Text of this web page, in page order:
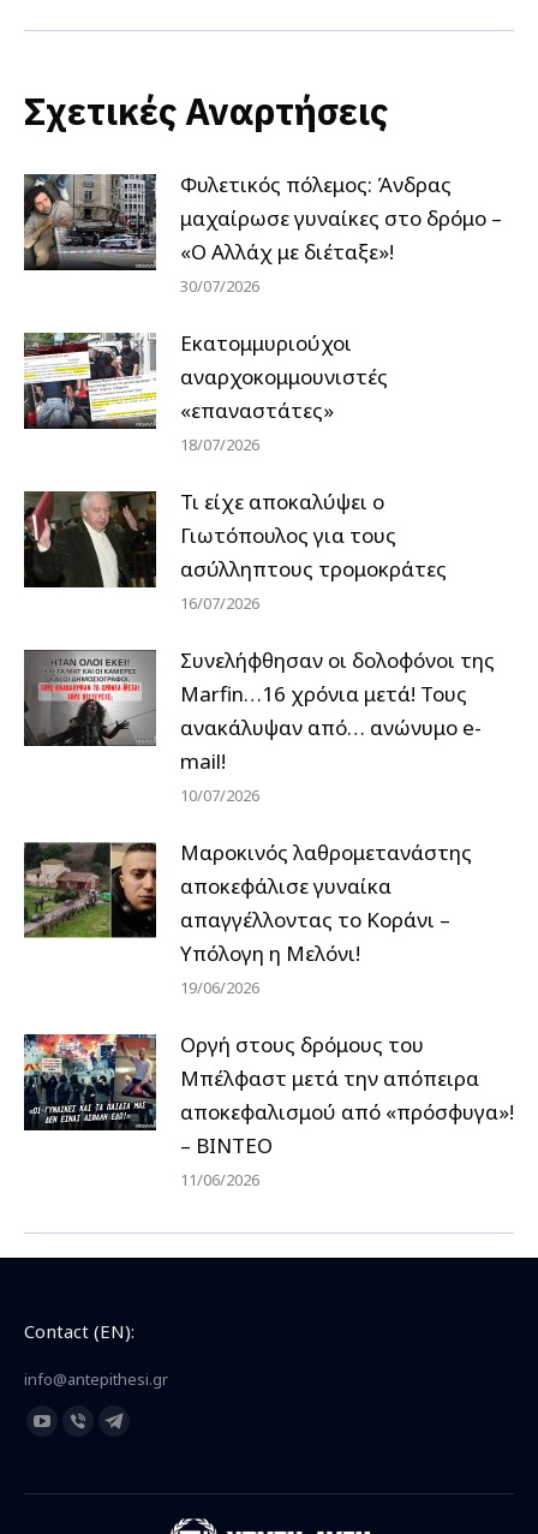
Σχετικές Αναρτήσεις
Φυλετικός πόλεμος: Άνδρας
μαχαίρωσε γυναίκες στο δρόμο –
«Ο Αλλάχ με διέταξε»!
30/07/2026
Εκατομμυριούχοι
αναρχοκομμουνιστές
«επαναστάτες»
18/07/2026
Τι είχε αποκαλύψει ο
Γιωτόπουλος για τους
ασύλληπτους τρομοκράτες
16/07/2026
Συνελήφθησαν οι δολοφόνοι της
Marfin…16 χρόνια μετά! Τους
ανακάλυψαν από… ανώνυμο e-
mail!
10/07/2026
Μαροκινός λαθρομετανάστης
αποκεφάλισε γυναίκα
απαγγέλλοντας το Κοράνι –
Υπόλογη η Μελόνι!
19/06/2026
Οργή στους δρόμους του
Μπέλφαστ μετά την απόπειρα
αποκεφαλισμού από «πρόσφυγα»!
– ΒΙΝΤΕΟ
11/06/2026
Contact (EN):
info@antepithesi.gr
Find us on:
YouTube
opens
Viber
opens
Telegram
opens